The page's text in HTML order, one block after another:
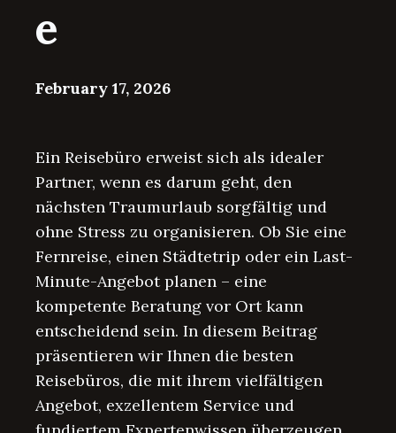
e
February 17, 2026
Ein Reisebüro erweist sich als idealer
Partner, wenn es darum geht, den
nächsten Traumurlaub sorgfältig und
ohne Stress zu organisieren. Ob Sie eine
Fernreise, einen Städtetrip oder ein Last-
Minute-Angebot planen – eine
kompetente Beratung vor Ort kann
entscheidend sein. In diesem Beitrag
präsentieren wir Ihnen die besten
Reisebüros, die mit ihrem vielfältigen
Angebot, exzellentem Service und